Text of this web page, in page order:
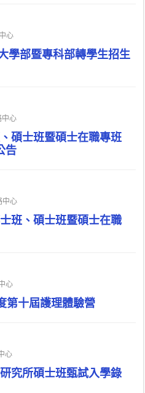
心
學部暨專科部轉學生招生
中心
碩士班暨碩士在職專班
告
中心
班、碩士班暨碩士在職
心
第十屆護理體驗營
心
究所碩士班甄試入學錄